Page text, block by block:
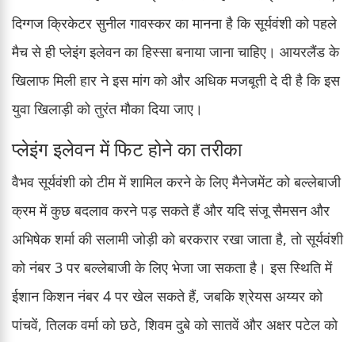
दिग्गज क्रिकेटर सुनील गावस्कर का मानना है कि सूर्यवंशी को पहले
मैच से ही प्लेइंग इलेवन का हिस्सा बनाया जाना चाहिए। आयरलैंड के
खिलाफ मिली हार ने इस मांग को और अधिक मजबूती दे दी है कि इस
युवा खिलाड़ी को तुरंत मौका दिया जाए।
प्लेइंग इलेवन में फिट होने का तरीका
वैभव सूर्यवंशी को टीम में शामिल करने के लिए मैनेजमेंट को बल्लेबाजी
क्रम में कुछ बदलाव करने पड़ सकते हैं और यदि संजू सैमसन और
अभिषेक शर्मा की सलामी जोड़ी को बरकरार रखा जाता है, तो सूर्यवंशी
को नंबर 3 पर बल्लेबाजी के लिए भेजा जा सकता है। इस स्थिति में
ईशान किशन नंबर 4 पर खेल सकते हैं, जबकि श्रेयस अय्यर को
पांचवें, तिलक वर्मा को छठे, शिवम दुबे को सातवें और अक्षर पटेल को